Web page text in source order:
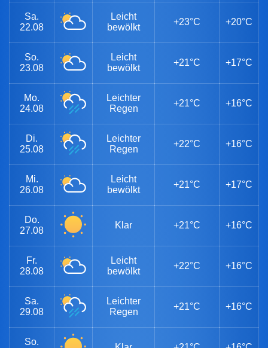
Sa.
22.08
Leicht
bewölkt
+23°C +20°C
So.
23.08
Leicht
bewölkt
+21°C +17°C
Mo.
24.08
Leichter
Regen
+21°C +16°C
Di.
25.08
Leichter
Regen
+22°C +16°C
Mi.
26.08
Leicht
bewölkt
+21°C +17°C
Do.
27.08
Klar +21°C +16°C
Fr.
28.08
Leicht
bewölkt
+22°C +16°C
Sa.
29.08
Leichter
Regen
+21°C +16°C
So.